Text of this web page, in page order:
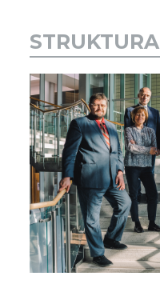
STRUKTURA